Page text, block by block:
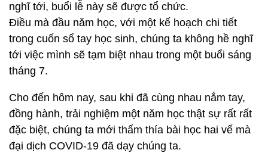
nghĩ tới, buổi lễ này sẽ được tổ chức.
Điều mà đầu năm học, với một kế hoạch chi tiết
trong cuốn sổ tay học sinh, chúng ta không hề nghĩ
tới việc mình sẽ tạm biệt nhau trong một buổi sáng
tháng 7.
Cho đến hôm nay, sau khi đã cùng nhau nắm tay,
đồng hành, trải nghiệm một năm học thật sự rất rất
đặc biệt, chúng ta mới thấm thía bài học hai vế mà
đại dịch COVID-19 đã dạy chúng ta.